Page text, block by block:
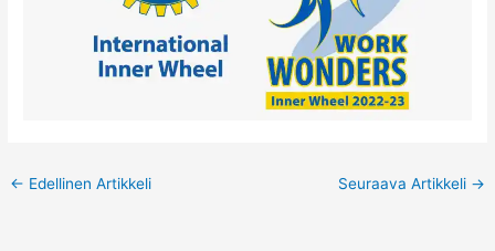
← Edellinen Artikkeli Seuraava Artikkeli →